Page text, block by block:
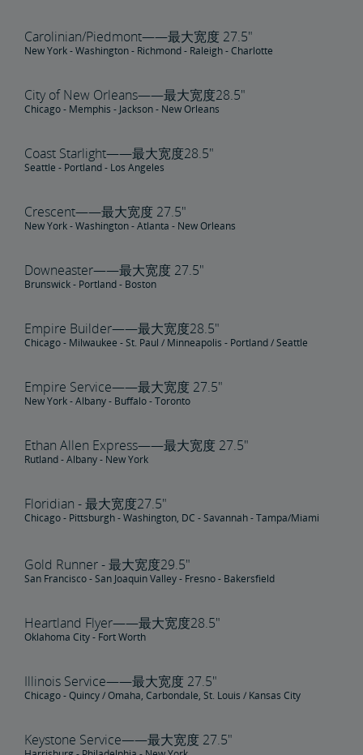
Trails & Rails铁路计划
私有列车车厢
Carolinian/Piedmont——最大宽度 27.5"
New York - Washington - Richmond - Raleigh - Charlotte
City of New Orleans——最大宽度28.5"
Chicago - Memphis - Jackson - New Orleans
Coast Starlight——最大宽度28.5"
Seattle - Portland - Los Angeles
Crescent——最大宽度 27.5"
New York - Washington - Atlanta - New Orleans
Downeaster——最大宽度 27.5"
Brunswick - Portland - Boston
Empire Builder——最大宽度28.5"
Chicago - Milwaukee - St. Paul / Minneapolis - Portland / Seattle
Empire Service——最大宽度 27.5"
New York - Albany - Buffalo - Toronto
Ethan Allen Express——最大宽度 27.5"
Rutland - Albany - New York
Floridian - 最大宽度27.5"
Chicago - Pittsburgh - Washington, DC - Savannah - Tampa/Miami
Gold Runner - 最大宽度29.5"
San Francisco - San Joaquin Valley - Fresno - Bakersfield
Heartland Flyer——最大宽度28.5"
Oklahoma City - Fort Worth
Illinois Service——最大宽度 27.5"
Chicago - Quincy / Omaha, Carbondale, St. Louis / Kansas City
Keystone Service——最大宽度 27.5"